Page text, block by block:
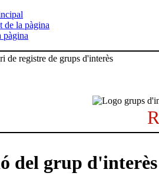
de la pàgina
pàgina
del grup d'interès